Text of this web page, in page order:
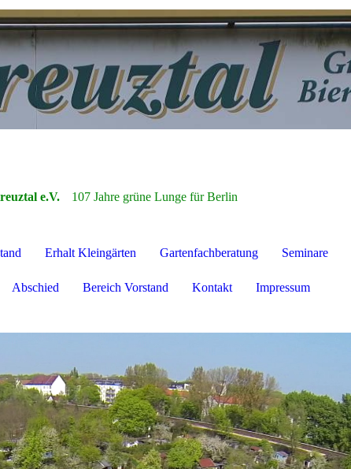
e.V. 107 Jahre grüne Lunge für Berlin
Erhalt Kleingärten Gartenfachberatung Seminare
Abschied Bereich Vorstand Kontakt Impressum